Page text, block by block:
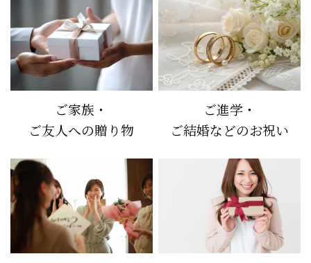
ご家族・
ご友人への贈り物
ご進学・
ご結婚などのお祝い